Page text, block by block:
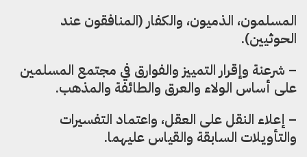
المسلمون، الذميون، والكفار (المنافقون عند
الحوثيين).
– شرعنة وإقرار التمييز والفوارق في مجتمع المسلمين
على أساس الولاء والعرق والطائفة والمذهب.
– إعلاء النقل على العقل، واعتماد التفسيرات
والتأويلات السابقة والقياس عليهما.